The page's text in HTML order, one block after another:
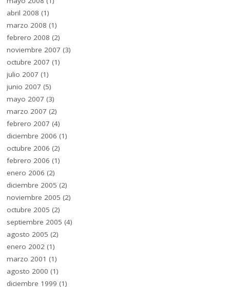
abril 2008 (1)
marzo 2008 (1)
febrero 2008 (2)
noviembre 2007 (3)
octubre 2007 (1)
julio 2007 (1)
junio 2007 (5)
mayo 2007 (3)
marzo 2007 (2)
febrero 2007 (4)
diciembre 2006 (1)
octubre 2006 (2)
febrero 2006 (1)
enero 2006 (2)
diciembre 2005 (2)
noviembre 2005 (2)
octubre 2005 (2)
septiembre 2005 (4)
agosto 2005 (2)
enero 2002 (1)
marzo 2001 (1)
agosto 2000 (1)
diciembre 1999 (1)